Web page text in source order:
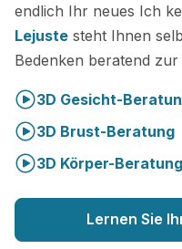
endlich Ihr neues Ich
Lejuste steht Ihnen
Bedenken beratend zur
3D Gesicht-
3D Brust-Beratung
3D Körper-Beratung
Lernen Sie